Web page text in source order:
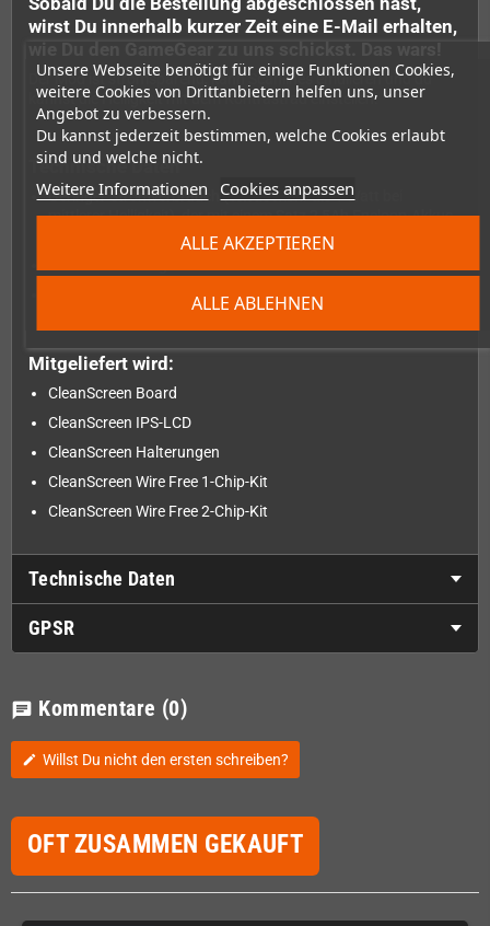
Unsere Webseite benötigt für einige Funktionen Cookies,
weitere Cookies von Drittanbietern helfen uns, unser
Angebot zu verbessern.
Du kannst jederzeit bestimmen, welche Cookies erlaubt
sind und welche nicht.
Weitere Informationen Cookies anpassen
ALLE ABLEHNEN
ALLE AKZEPTIEREN
wirst Du innerhalb kurzer Zeit eine E-Mail erhalten,
Der Mod ist stromsparend, kann Scanlines emulieren und du
kannst die Helligkeit mit dem Kontrastrad einstellen.
Technische Daten
Geringer Stromverbrauch (etwas mehr als 1 Watt bei
mittlerer Helligkeit), der mit einem Satz 2,5Ah Eneloop-Akkus
etwa 15+ Stunden Spielzeit ermöglicht
Einstellbare Helligkeit über das Kontrastrad
Mitgeliefert wird:
CleanScreen Board
CleanScreen IPS-LCD
CleanScreen Halterungen
CleanScreen Wire Free 1-Chip-Kit
CleanScreen Wire Free 2-Chip-Kit
Technische Daten
GPSR
chat Kommentare (0)
edit Willst Du nicht den ersten schreiben?
OFT ZUSAMMEN GEKAUFT